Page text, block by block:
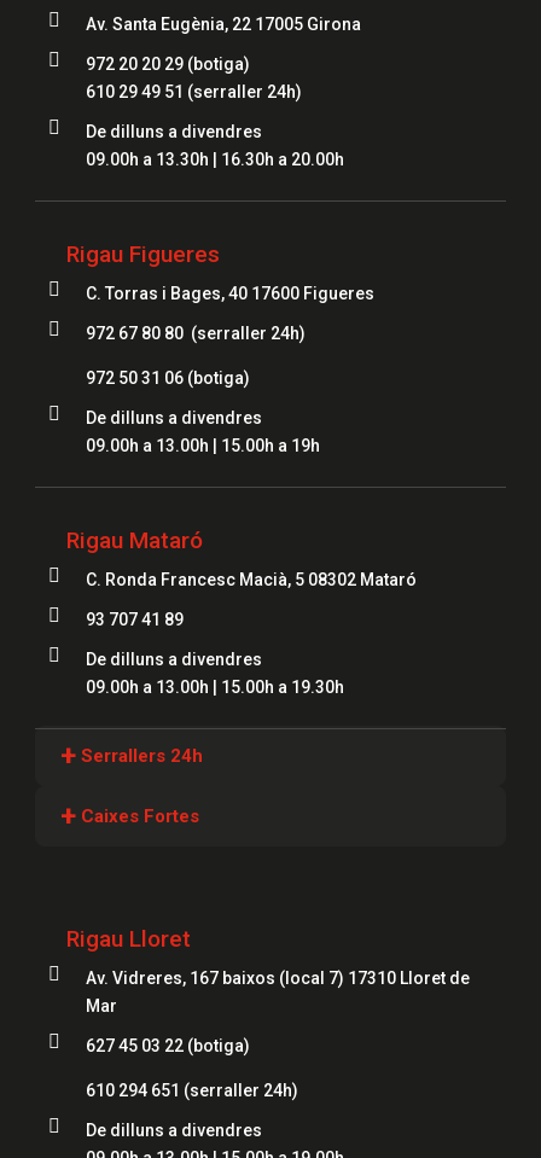
 Av. Santa Eugènia, 22 17005 Girona

972 20 20 29 (botiga)
610 29 49 51 (serraller 24h)

De dilluns a divendres
09.00h a 13.30h | 16.30h a 20.00h
Rigau Figueres
 C. Torras i Bages, 40 17600 Figueres
 972 67 80 80 (serraller 24h)
972 50 31 06(botiga)

De dilluns a divendres
09.00h a 13.00h | 15.00h a 19h
Rigau Mataró
 C. Ronda Francesc Macià, 5 08302 Mataró
 93 707 41 89

De dilluns a divendres
09.00h a 13.00h | 15.00h a 19.30h
+ Serrallers 24h
Serrallers Girona
Serrallers Mataró
Serrallers Salt
Serrallers Platja d'Aro
+ Caixes Fortes
Caixes Fortes Mataró
Caixes Fortes Figueres
Caixes Fortes Lloret
Rigau Lloret

Av. Vidreres, 167 baixos (local 7) 17310 Lloret de
Mar
 627 45 03 22 (botiga)
610 294 651 (serraller 24h)

De dilluns a divendres